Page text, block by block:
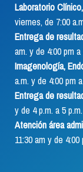
Laboratorio
viernes, de 7:00
Entrega de
am. y de 4:00 pm a
Imagenología,
a.m. y de 4:00 pm
Entrega de
y de 4 p.m. a 5 p.m.
Atención área
11:30 am y de